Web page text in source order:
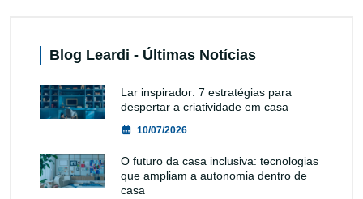
Blog Leardi - Últimas Notícias
Lar inspirador: 7 estratégias para
despertar a criatividade em casa
10/07/2026
O futuro da casa inclusiva: tecnologias
que ampliam a autonomia dentro de
casa